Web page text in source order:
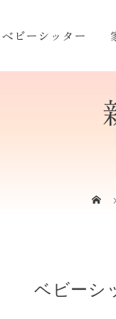
ベビーシッター
ベビー